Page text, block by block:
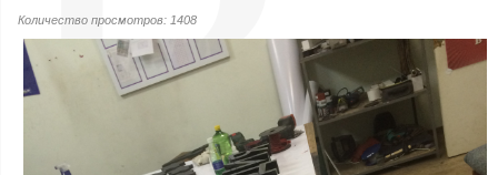
Количество просмотров: 1408